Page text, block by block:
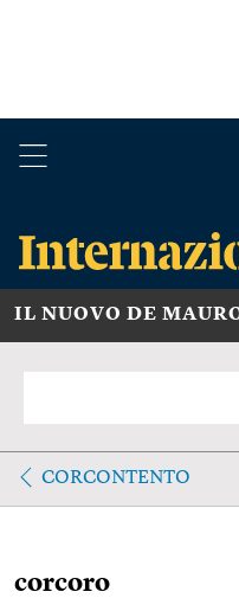
IL NUOVO DE
CORCONTENTO
corcoro